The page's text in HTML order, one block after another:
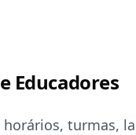
Educadores
horários, turmas,